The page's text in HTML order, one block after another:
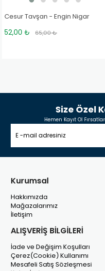
Cesur Tavşan - Engin Nigar
52,00 ₺ 65,00 ₺
Size Özel
Hemen Kayıt Ol
Kurumsal
Hakkımızda
Mağazalarımız
İletişim
ALIŞVERİŞ BİLGİLERİ
İade ve Değişim Koşulları
Çerez(Cookie) Kullanımı
Mesafeli Satış Sözleşmesi